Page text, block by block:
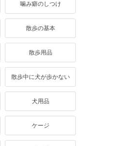
噛み癖のしつけ
散歩の基本
散歩用品
散歩中に犬が歩かない
犬用品
ケージ